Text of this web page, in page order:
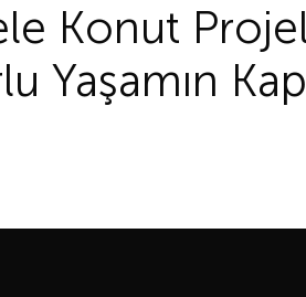
Konut
Yaşamın